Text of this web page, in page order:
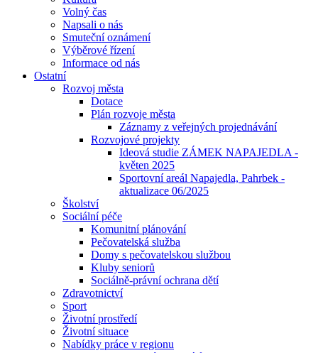
Volný čas
Napsali o nás
Smuteční oznámení
Výběrové řízení
Informace od nás
Ostatní
Rozvoj města
Dotace
Plán rozvoje města
Záznamy z veřejných projednávání
Rozvojové projekty
Ideová studie ZÁMEK NAPAJEDLA -
květen 2025
Sportovní areál Napajedla, Pahrbek -
aktualizace 06/2025
Školství
Sociální péče
Komunitní plánování
Pečovatelská služba
Domy s pečovatelskou službou
Kluby seniorů
Sociálně-právní ochrana dětí
Zdravotnictví
Sport
Životní prostředí
Životní situace
Nabídky práce v regionu